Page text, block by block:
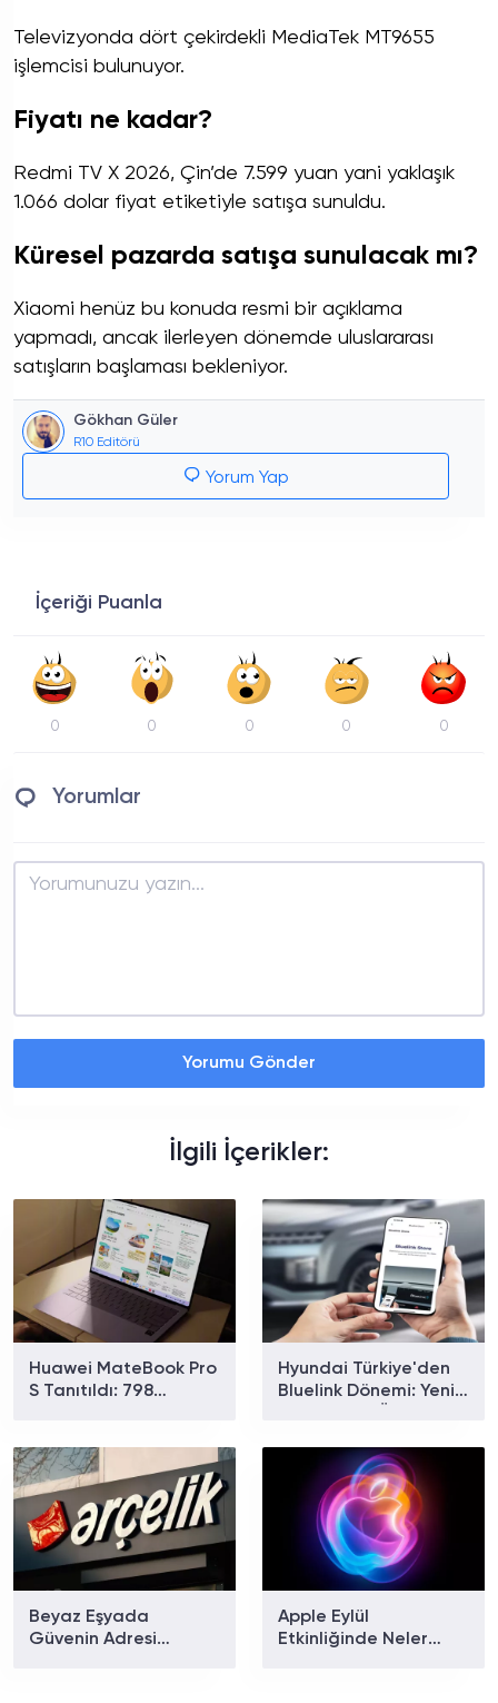
Televizyonda dört çekirdekli MediaTek MT9655
işlemcisi bulunuyor.
Fiyatı ne kadar?
Redmi TV X 2026, Çin’de 7.599 yuan yani yaklaşık
1.066 dolar fiyat etiketiyle satışa sunuldu.
Küresel pazarda satışa sunulacak mı?
Xiaomi henüz bu konuda resmi bir açıklama
yapmadı, ancak ilerleyen dönemde uluslararası
satışların başlaması bekleniyor.
Gökhan Güler
R10 Editörü
Yorum Yap
İçeriği Puanla
0 0 0 0 0
Yorumlar
Yorumu Gönder
İlgili İçerikler:
Huawei MateBook Pro
S Tanıtıldı: 798
Ve Fiyatı
Hyundai Türkiye'den
Bluelink Dönemi: Yeni
Beyaz Eşyada
Güvenin Adresi
Apple Eylül
Etkinliğinde Neler